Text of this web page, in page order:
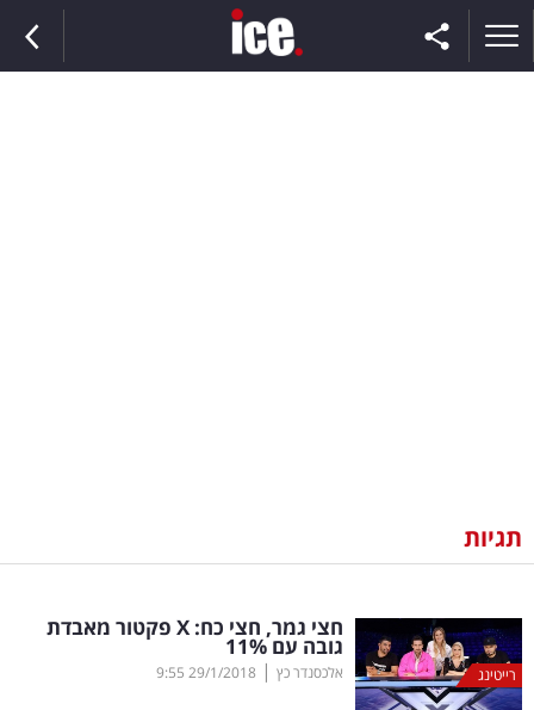
וצרכנות
דיגיטל
וטק
תגיות
רייטינג
חצי גמר, חצי כח: X פקטור מאבדת
גובה עם 11%
אלכסנדר כץ |
29/1/2018
9:55